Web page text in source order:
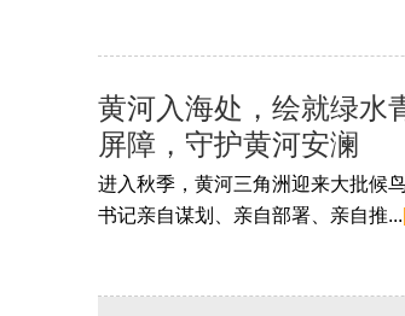
黄河入海处，绘就绿
屏障，守护黄河安澜
进入秋季，黄河三角洲迎来大批候
书记亲自谋划、亲自部署、亲自推...